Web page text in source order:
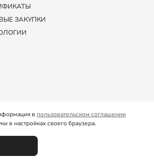
ЗАКУПКИ
СОГЛАШЕНИЕ
в пользовательском соглашении
в настройках своего браузера.